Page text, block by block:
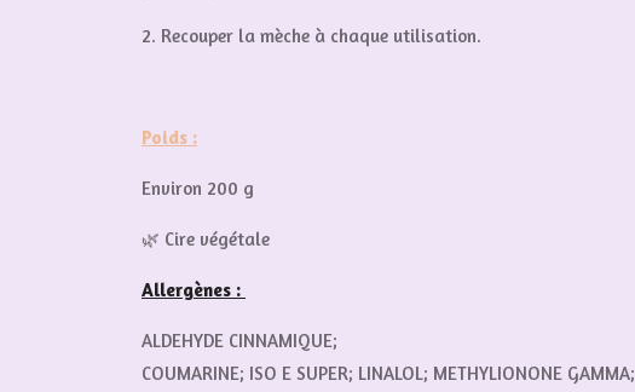
2. Recouper la mèche à chaque utilisation.
Poids :
Environ 200 g
🌿 Cire végétale
Allergènes :
ALDEHYDE CINNAMIQUE;
COUMARINE; ISO E SUPER; LINALOL; METHYLIONONE GAMMA;